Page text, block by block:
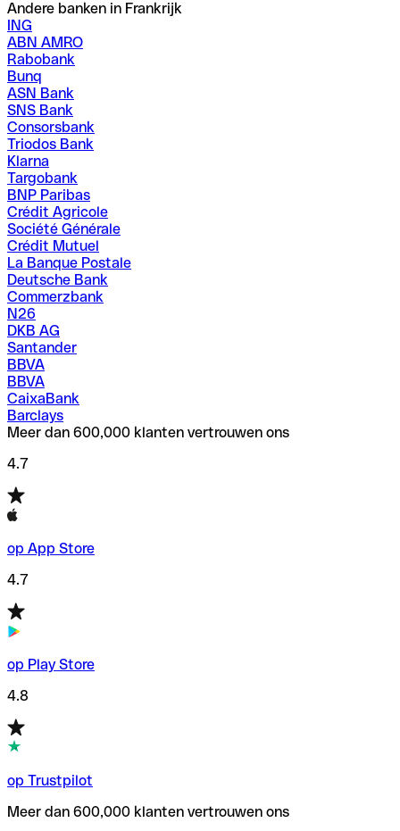
Andere banken in Frankrijk
ING
ABN AMRO
Rabobank
Bunq
ASN Bank
SNS Bank
Consorsbank
Triodos Bank
Klarna
Targobank
BNP Paribas
Crédit Agricole
Société Générale
Crédit Mutuel
La Banque Postale
Deutsche Bank
Commerzbank
N26
DKB AG
Santander
BBVA
BBVA
CaixaBank
Barclays
Meer dan 600,000 klanten vertrouwen ons
4.7
op App Store
4.7
op Play Store
4.8
op Trustpilot
Meer dan 600,000 klanten vertrouwen ons